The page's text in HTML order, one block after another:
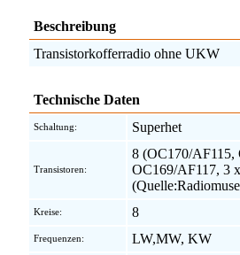
Beschreibung
Transistorkofferradio ohne UKW
Technische Daten
Schaltung: Superhet
Transistoren:
8 (OC170/AF115,
OC169/AF117, 3
Kreise: 8
Frequenzen: LW,MW, KW